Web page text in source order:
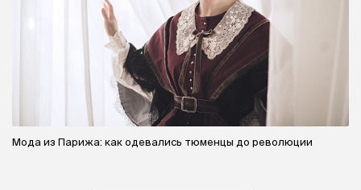
Мода из Парижа: как одевались тюменцы до революции